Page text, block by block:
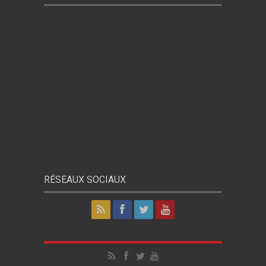
RÉSEAUX SOCIAUX